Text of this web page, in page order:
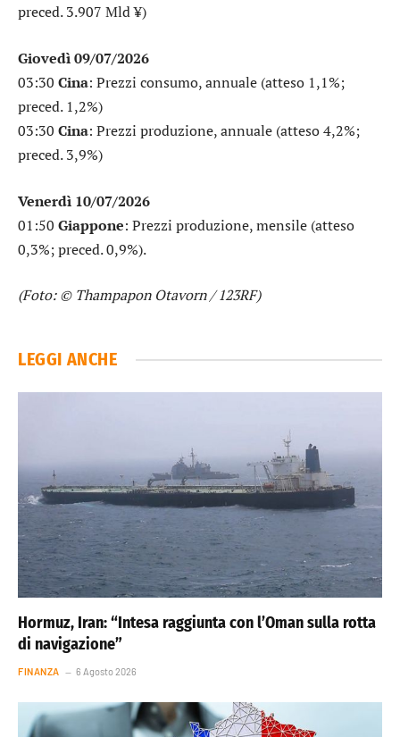
preced. 3.907 Mld ¥)
Giovedì 09/07/2026
03:30 Cina: Prezzi consumo, annuale (atteso 1,1%;
preced. 1,2%)
03:30 Cina: Prezzi produzione, annuale (atteso 4,2%;
preced. 3,9%)
Venerdì 10/07/2026
01:50 Giappone: Prezzi produzione, mensile (atteso
0,3%; preced. 0,9%).
(Foto: © Thampapon Otavorn / 123RF)
LEGGI ANCHE
Hormuz, Iran: “Intesa raggiunta con l’Oman sulla rotta
di navigazione”
FINANZA 6 Agosto 2026